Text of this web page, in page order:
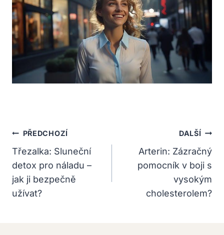
Navigace
Pro
Příspěvek
PŘEDCHOZÍ
Třezalka: Sluneční
detox pro náladu –
jak ji bezpečně
užívat?
DALŠÍ
Arterin: Zázračný
pomocník v boji s
vysokým
cholesterolem?